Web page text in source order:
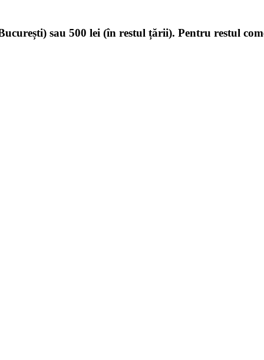
sau 500 lei (în restul țării). Pentru restul